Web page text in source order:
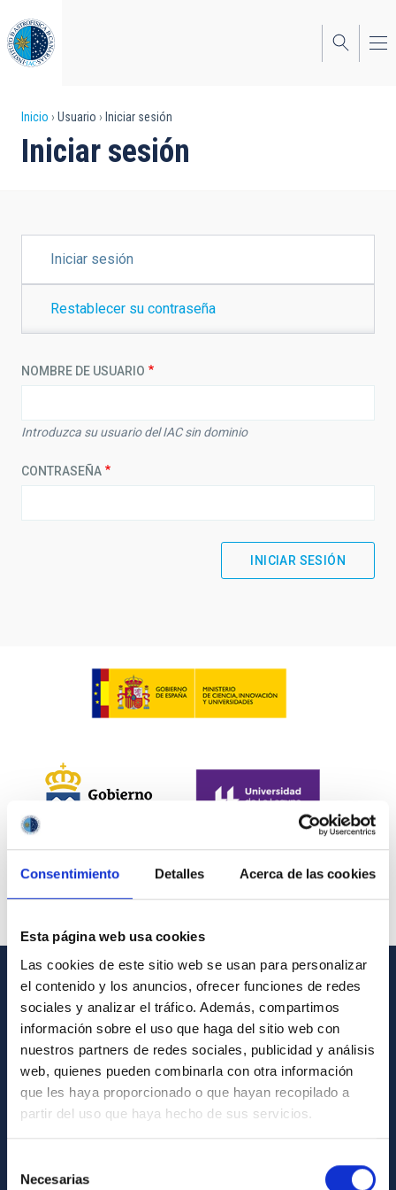
Consentimiento Detalles Acerca de las cookies
Esta página web usa cookies
Las cookies de este sitio web se usan para personalizar
el contenido y los anuncios, ofrecer funciones de redes
sociales y analizar el tráfico. Además, compartimos
información sobre el uso que haga del sitio web con
nuestros partners de redes sociales, publicidad y análisis
web, quienes pueden combinarla con otra información
que les haya proporcionado o que hayan recopilado a
partir del uso que haya hecho de sus servicios.
Necesarias
al
contenido
principal
Sobrescribir
enlaces
la
navegación
Inicio Usuario Iniciar sesión
Iniciar sesión
PRINCIPALES
Iniciar sesión
Restablecer su contraseña
NOMBRE DE USUARIO
Introduzca su usuario del IAC sin dominio
CONTRASEÑA
INFORMACIÓN GENERAL
Contacto
Cómo llegar al IAC
Directorio de personal
Biblioteca